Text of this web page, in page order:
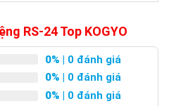
RS-24 Top KOGYO
0% | 0 đánh giá
0% | 0 đánh giá
0% | 0 đánh giá